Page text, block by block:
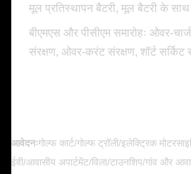
मूल प्रतिस्थापन बैटरी, मूल बैटरी के साथ
बीएमएस और पीसीएम समारोहः ओवर-
संरक्षण, ओवर-करंट संरक्षण, शॉर्ट सर्किट
आवेदनःगोल्फ कार्ट/गोल्फ ट्रॉली/इलेक्ट्रिक
ईवी/आवासीय अपार्टमेंट/विला/टाउनशिप/गांव और